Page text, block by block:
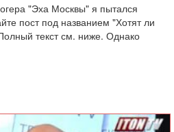
"Эха Москвы" я пытался
пост под названием "Хотят ли
текст см. ниже. Однако